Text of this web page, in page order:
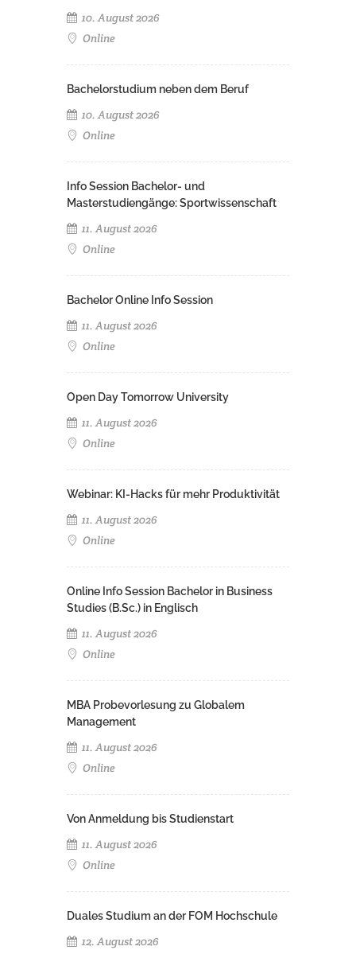
10. August 2026
Online
Bachelorstudium neben dem Beruf
10. August 2026
Online
Info Session Bachelor- und
Masterstudiengänge: Sportwissenschaft
11. August 2026
Online
Bachelor Online Info Session
11. August 2026
Online
Open Day Tomorrow University
11. August 2026
Online
Webinar: KI-Hacks für mehr Produktivität
11. August 2026
Online
Online Info Session Bachelor in Business
Studies (B.Sc.) in Englisch
11. August 2026
Online
MBA Probevorlesung zu Globalem
Management
11. August 2026
Online
Von Anmeldung bis Studienstart
11. August 2026
Online
Duales Studium an der FOM Hochschule
12. August 2026